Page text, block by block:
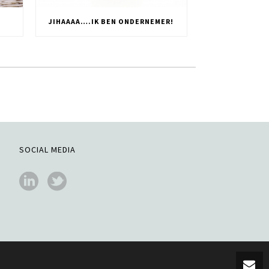
JIHAAAA….IK BEN ONDERNEMER!
SOCIAL MEDIA